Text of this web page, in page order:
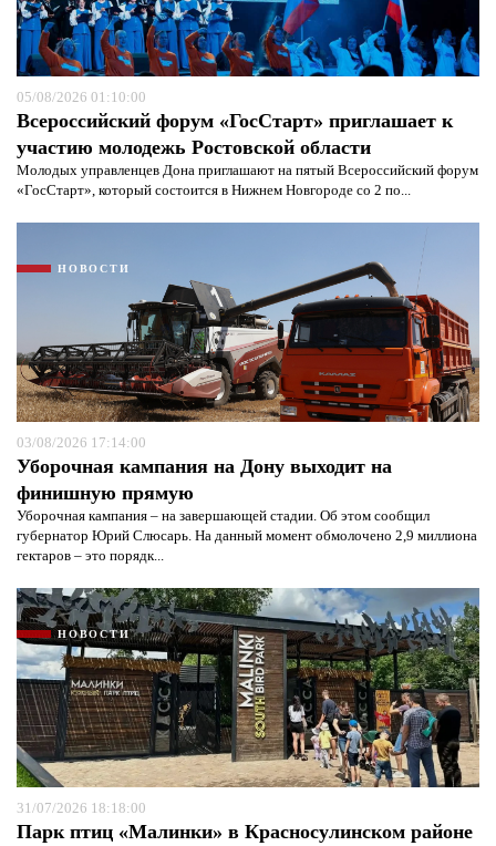
05/08/2026 01:10:00
Всероссийский форум «ГосСтарт» приглашает к
участию молодежь Ростовской области
Молодых управленцев Дона приглашают на пятый Всероссийский форум
«ГосСтарт», который состоится в Нижнем Новгороде со 2 по...
НОВОСТИ
03/08/2026 17:14:00
Уборочная кампания на Дону выходит на
финишную прямую
Уборочная кампания – на завершающей стадии. Об этом сообщил
губернатор Юрий Слюсарь. На данный момент обмолочено 2,9 миллиона
гектаров – это порядк...
НОВОСТИ
31/07/2026 18:18:00
Парк птиц «Малинки» в Красносулинском районе